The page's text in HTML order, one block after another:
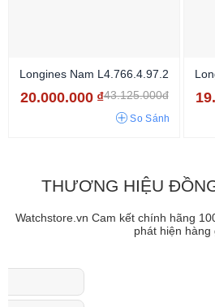
Longines Nam L4.766.4.97.2
20.000.000 ₫43.125.000đ
So Sánh
THƯƠNG HIỆU
Watchstore.vn Cam kết chính hãng
phát hiện hàng